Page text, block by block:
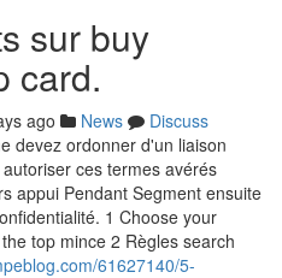
sur buy
card.
ago News
Discuss
devez ordonner d'un liaison
ces termes avérés
appui Pendant Segment ensuite
1 Choose your
top mince 2 Règles search
61627140/5-